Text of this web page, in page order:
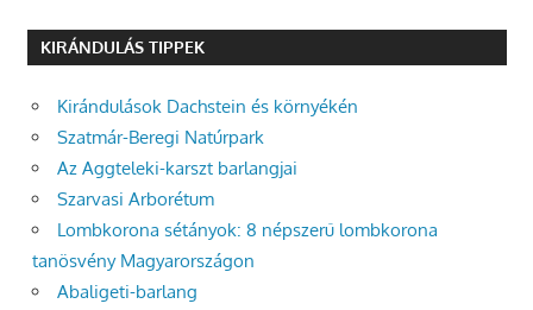
KIRÁNDULÁS TIPPEK
Kirándulások Dachstein és környékén
Szatmár-Beregi Natúrpark
Az Aggteleki-karszt barlangjai
Szarvasi Arborétum
Lombkorona sétányok: 8 népszerű lombkorona
tanösvény Magyarországon
Abaligeti-barlang